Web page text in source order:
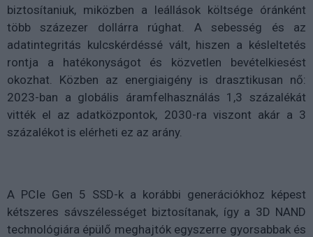
biztosítaniuk, miközben a leállások költsége óránként
több százezer dollárra rúghat. A sebesség és az
adatintegritás kulcskérdéssé vált, hiszen a késleltetés
rontja a hatékonyságot és közvetlen bevételkiesést
okozhat. Közben az energiaigény is drasztikusan nő:
2023-ban a globális áramfelhasználás 1,3 százalékát
vitték el az adatközpontok, 2030-ra viszont akár a 3
százalékot is elérheti ez az arány.
A PCIe Gen 5 SSD-k a korábbi generációkhoz képest
kétszeres sávszélességet biztosítanak, így a 3D NAND
technológiára épülő meghajtók egyszerre gyorsabbak és